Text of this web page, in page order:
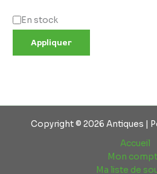
En stock
Appliquer
Copyright © 2026 Antiques |
Accueil
Mon
Ma liste de